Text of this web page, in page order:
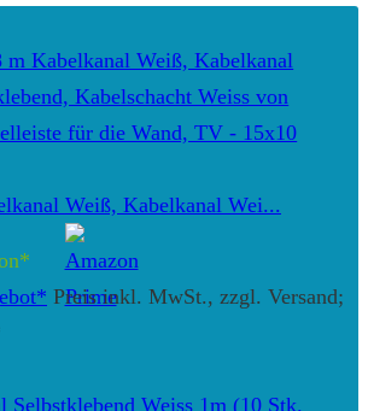
Weiß, Kabelkanal Wei...
Preis inkl. MwSt., zzgl. Versand;